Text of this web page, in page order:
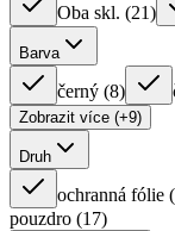
Oba skl. (21)
Barva
černý (8)
Zobrazit více (+9)
Druh
ochranná fólie (
pouzdro (17)